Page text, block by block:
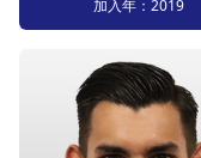
加入年： 2019